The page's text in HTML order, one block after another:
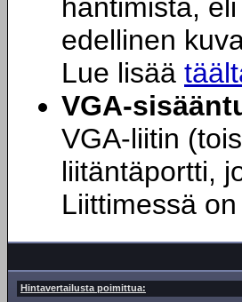
häntimistä,
edellinen
Lue lisää
VGA-
VGA-liitin
liitäntäportti,
Liittimessä
Hintavertailusta poimittua: